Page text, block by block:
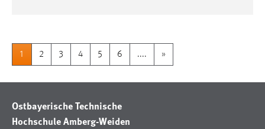
1 2 3 4 5 6 .... »
Ostbayerische Technische
Hochschule Amberg-Weiden